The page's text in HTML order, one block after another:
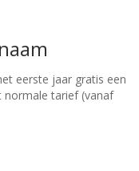
eerste jaar gratis een
normale tarief (vanaf